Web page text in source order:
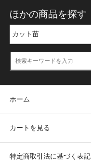
ほかの商品を探す
ホーム
カートを見る
特定商取引法に基づく表記